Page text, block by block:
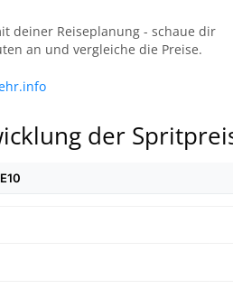
deiner Reiseplanung - schaue dir
an und vergleiche die Preise.
der